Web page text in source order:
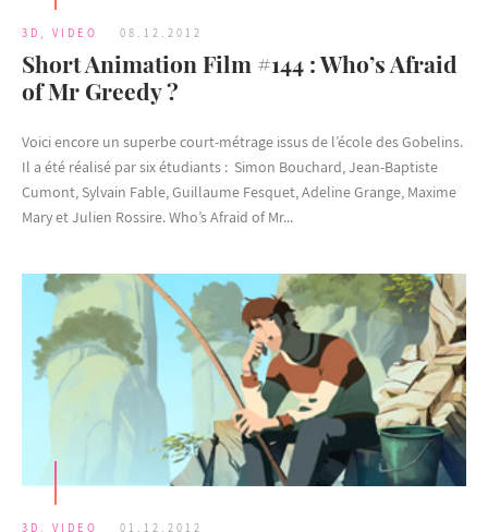
3D VIDEO 08.12.2012
Short Animation Film #144 : Who’s Afraid
of Mr Greedy ?
Voici encore un superbe court-métrage issus de l’école des Gobelins.
Il a été réalisé par six étudiants : Simon Bouchard, Jean-Baptiste
Cumont, Sylvain Fable, Guillaume Fesquet, Adeline Grange, Maxime
Mary et Julien Rossire. Who’s Afraid of Mr...
3D , VIDEO 01.12.2012